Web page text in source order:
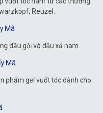
Reuzel.
Mã
dầu gội và dầu xả nam.
Mã
phẩm gel vuốt tóc dành cho